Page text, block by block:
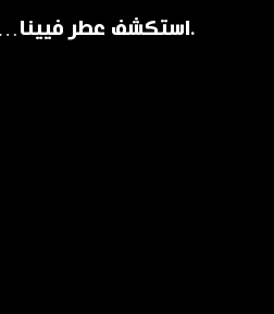
استكشف عطر فيينا… استكشف إنهيل.